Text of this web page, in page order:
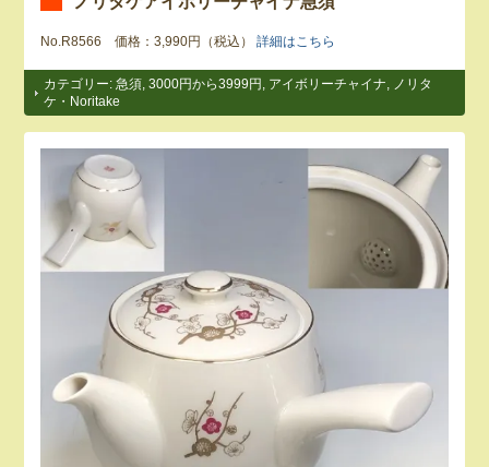
No.R8566 価格：3,990円（税込）詳細はこちら
カテゴリー:急須 ,3000円から3999円 アイボリーチャイナ
ノリタ
ケ・Noritake